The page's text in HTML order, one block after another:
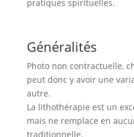
pratiques spirituelles.
Généralités
Photo non contractuelle,
peut donc y avoir une
autre.
La lithothérapie est un
mais ne remplace en
traditionnelle.